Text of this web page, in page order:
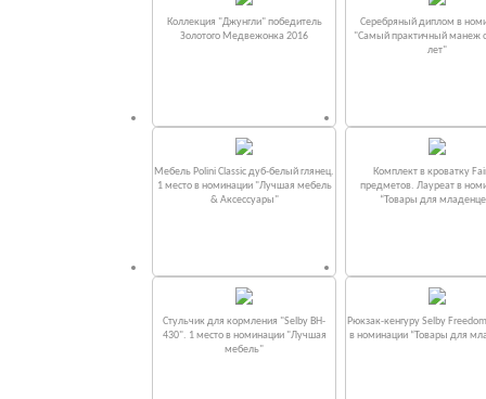
Коллекция "Джунгли" победитель
Золотого Медвежонка 2016
Серебряный диплом в
"Самый практичный манеж
лет"
Мебель Polini Classic дуб-белый глянец.
1 место в номинации "Лучшая мебель
& Аксессуары"
Комплект в кроватку
предметов. Лауреат в
“Товары для
Стульчик для кормления "Selby BH-
430". 1 место в номинации "Лучшая
мебель"
Рюкзак-кенгуру Selby
в номинации “Товары для